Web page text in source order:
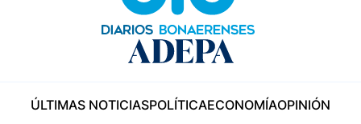
ÚLTIMAS NOTICIASPOLÍTICAECONOMÍAOPINIÓN